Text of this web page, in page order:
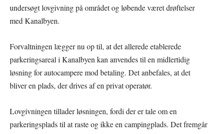
undersøgt lovgivning på området og løbende været drøftelser
med Kanalbyen.
Forvaltningen lægger nu op til, at det allerede etablerede
parkeringsareal i Kanalbyen kan anvendes til en midlertidig
løsning for autocampere mod betaling. Det anbefales, at det
bliver en plads, der drives af en privat operatør.
Lovgivningen tillader løsningen, fordi der er tale om en
parkeringsplads til at raste og ikke en campingplads. Det fremgår